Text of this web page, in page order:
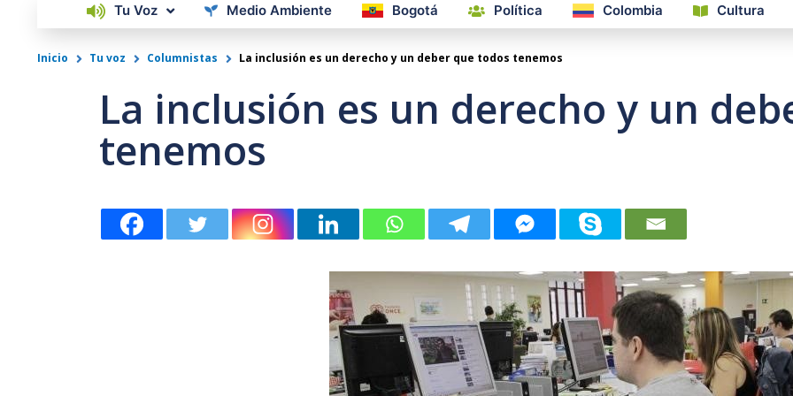
Tu Voz Medio Ambiente Bogotá Política Colombia Cultura
Inicio Tu voz Columnistas La inclusión es un derecho y un deber que todos tenemos
La inclusión es un derecho y un
tenemos